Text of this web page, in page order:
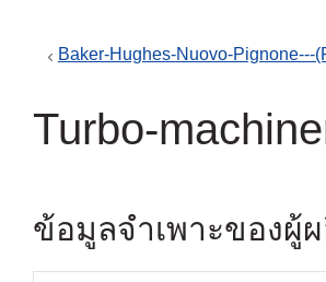
Baker-Hughes-Nuovo-Pignone---
Turbo-
ข้อมูลจำเพาะของผู้